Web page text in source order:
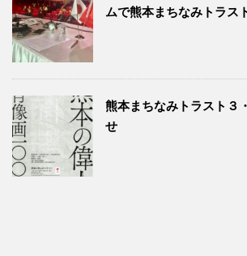
ムで熊本まちなみトラス
熊本まちなみトラスト３
せ